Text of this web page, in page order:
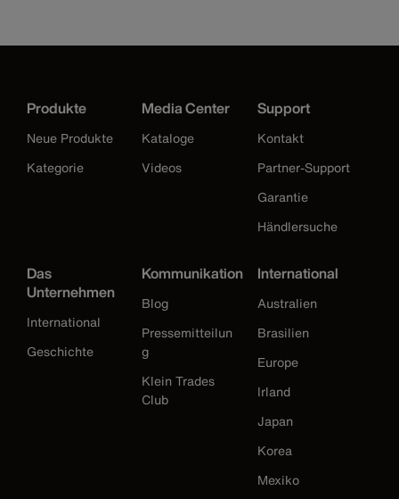
Produkte
Neue Produkte
Kategorie
Media Center
Kataloge
Videos
Support
Kontakt
Partner-Support
Garantie
Händlersuche
Das
Unternehmen
International
Geschichte
Kommunikation
Blog
Pressemitteilun
g
Klein Trades
Club
International
Australien
Brasilien
Europe
Irland
Japan
Korea
Mexiko